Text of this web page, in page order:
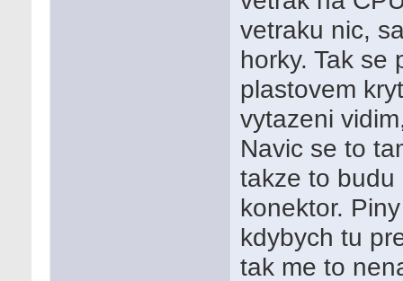
vetraku nic,
horky. Tak se
plastovem
vytazeni
Navic se to
takze to budu
konektor.
kdybych tu
tak me to